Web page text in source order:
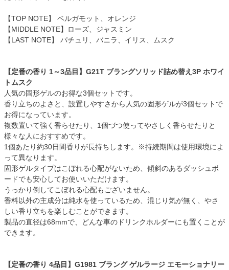
【TOP NOTE】 ベルガモット、オレンジ
【MIDDLE NOTE】ローズ、ジャスミン
【LAST NOTE】 パチュリ、バニラ、イリス、ムスク
【定番の香り 1～3品目】G21T ブラングソリッド詰め替え3P ホワイ
トムスク
人気の固形ゲルのお得な3個セットです。
香り立ちのよさと、設置しやすさから人気の固形ゲルが3個セットで
お得になっています。
複数置いて強く香らせたり、1個づつ使ってやさしく香らせたりと
様々な人におすすめです。
1個あたり約30日間香りが長持ちします。※持続期間は使用環境によ
って異なります。
固形ゲルタイプはこぼれる心配がないため、傾斜のあるダッシュボ
ードでも安心してお使いいただけます。
うっかり倒してこぼれる心配もございません。
香料以外の主成分は純水を使っているため、混じり気が無く、やさ
しい香り立ちを楽しむことができます。
製品の直径は68mmで、どんな車のドリンクホルダーにも置くことが
できます。
【定番の香り 4品目】G1981 ブラング ゲルラージ エモーショナリー